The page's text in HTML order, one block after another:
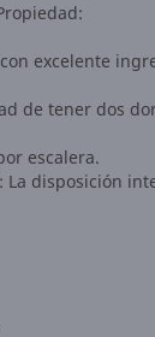
excelente
de tener dos
escalera.
La disposición